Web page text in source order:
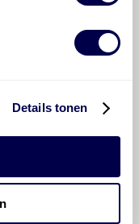
Details tonen
zonder
werk is gesteld
zo accuraat
schade of verlies